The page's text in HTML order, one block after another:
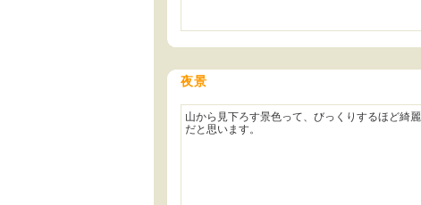
夜景
山から見下ろす景色って、びっくりするほど綺麗
だと思います。